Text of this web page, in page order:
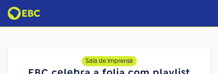
Sala de Imprensa